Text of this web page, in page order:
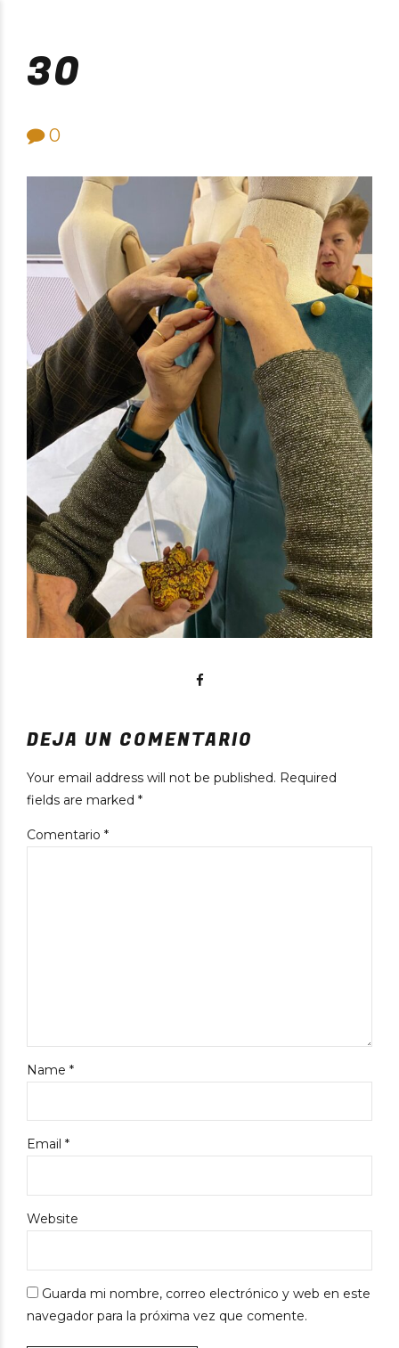
30
0
DEJA UN COMENTARIO
Your email address will not be published. Required
fields are marked *
Comentario *
Name *
Email *
Website
Guarda mi nombre, correo electrónico y web en este
navegador para la próxima vez que comente.